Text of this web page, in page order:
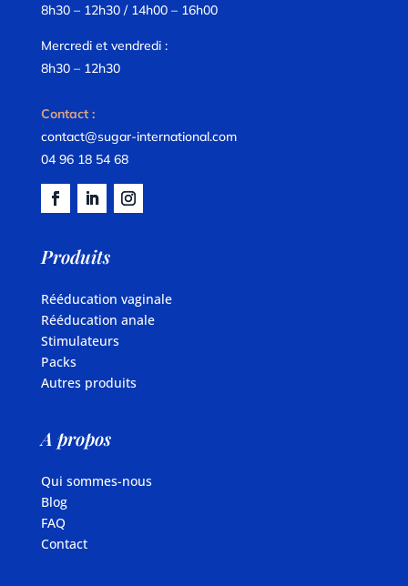
8h30 – 12h30 / 14h00 – 16h00
Mercredi et vendredi :
8h30 – 12h30
Contact :
contact@sugar-international.com
04 96 18 54 68
Produits
Rééducation vaginale
Rééducation anale
Stimulateurs
Packs
Autres produits
A propos
Qui sommes-nous
Blog
FAQ
Contact